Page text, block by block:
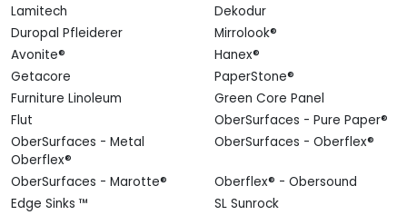
Lamitech
Dekodur
Duropal Pfleiderer
Mirrolook®
Avonite®
Hanex®
Getacore
PaperStone®
Furniture Linoleum
Green Core Panel
Flut
OberSurfaces - Pure Paper®
OberSurfaces - Metal
Oberflex®
OberSurfaces - Oberflex®
OberSurfaces - Marotte®
Oberflex® - Obersound
Edge Sinks ™
SL Sunrock